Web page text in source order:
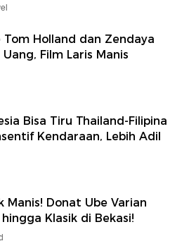
Tom Holland dan Zendaya
Uang, Film Laris Manis
Bisa Tiru Thailand-Filipina
Kendaraan, Lebih Adil
Manis! Donat Ube Varian
hingga Klasik di Bekasi!